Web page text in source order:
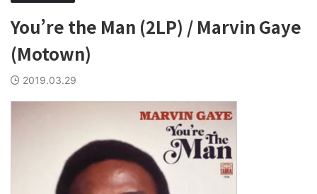
You’re the Man (2LP) / Marvin Gaye
(Motown)
2019.03.29